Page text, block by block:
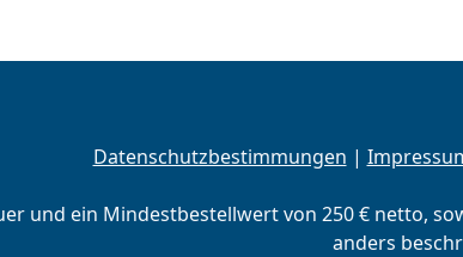
Datenschutzbestimmungen |
und ein Mindestbestellwert von 250 € netto,
anders